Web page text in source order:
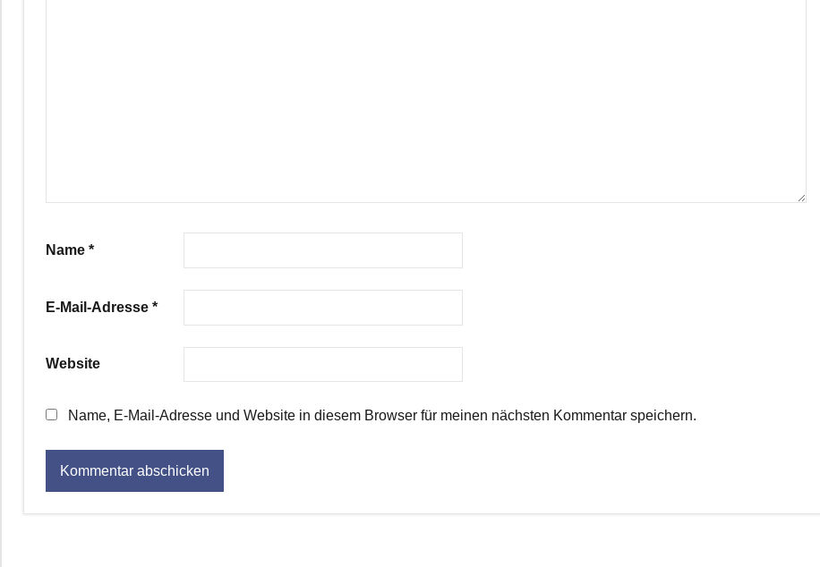
Name *
E-Mail-Adresse *
Website
Name, E-Mail-Adresse und Website in diesem Browser für meinen nächsten Kommentar speichern.